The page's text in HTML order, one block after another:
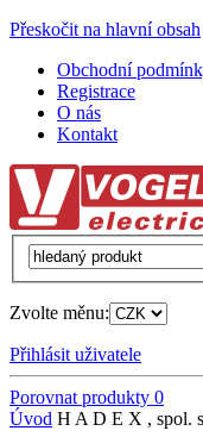
Přeskočit na hlavní obsah
Obchodní
Registrace
O nás
Kontakt
Zvolte měnu:
Přihlásit uživatele
Porovnat produkty 0
Úvod H A D E X , spol.